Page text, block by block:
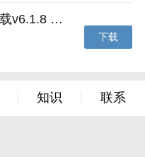
贯联商户端app下载v6.1.8 安卓版
下载
知识 联系